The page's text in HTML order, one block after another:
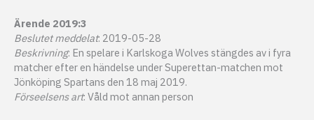
Ärende 2019:3
Beslutet meddelat: 2019-05-28
Beskrivning: En spelare i Karlskoga Wolves stängdes av i fyra
matcher efter en händelse under Superettan-matchen mot
Jönköping Spartans den 18 maj 2019.
Förseelsens art: Våld mot annan person